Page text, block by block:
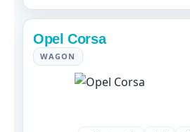
Opel Corsa
WAGON